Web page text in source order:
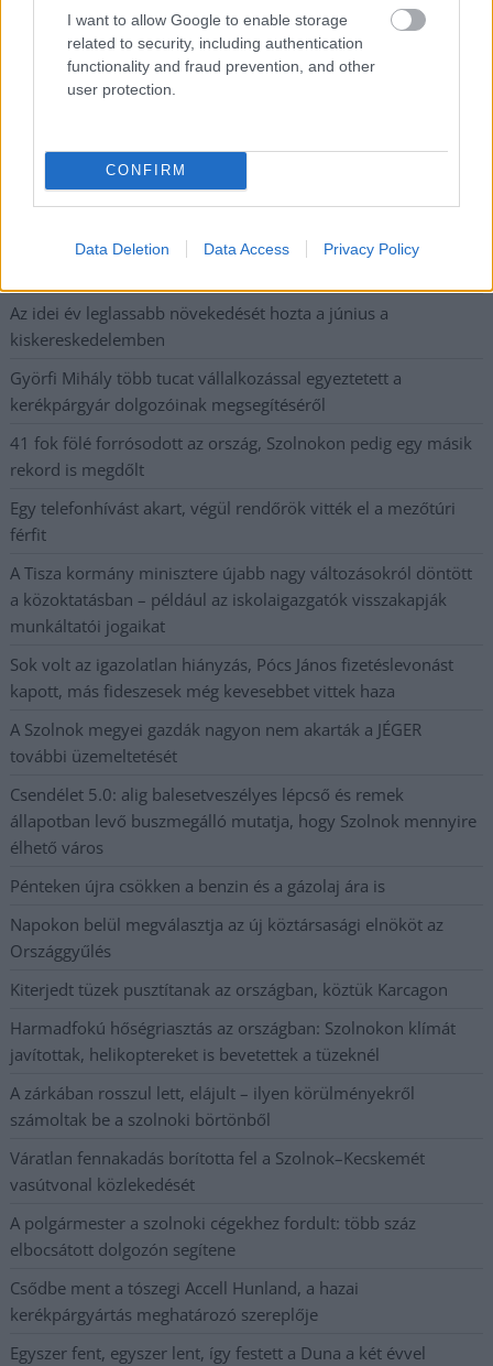
I want to allow Google to enable storage
related to security, including authentication
functionality and fraud prevention, and other
user protection.
CONFIRM
Data Deletion Data Access Privacy Policy
Szolnokon egy kulcsfontosságú körforgalmat részlegesen
lezárnak a napokban, a közlekedés az átlagost is meghaladó
mértékben lebénul
kimaradás is előfordult
Ön szerint hogy készül a hamisítatlan szolnoki habos isler?
Országos ellenőrzés indult a hazai akkumulátoripari
Az idei év leglassabb növekedését hozta a június a
kiskereskedelemben
Györfi Mihály több tucat vállalkozással egyeztetett a
kerékpárgyár dolgozóinak megsegítéséről
41 fok fölé forrósodott az ország, Szolnokon pedig egy másik
rekord is megdőlt
Egy telefonhívást akart, végül rendőrök vitték el a mezőtúri
férfit
A Tisza kormány minisztere újabb nagy változásokról döntött
a közoktatásban – például az iskolaigazgatók visszakapják
munkáltatói jogaikat
Sok volt az igazolatlan hiányzás, Pócs János fizetéslevonást
kapott, más fideszesek még kevesebbet vittek haza
A Szolnok megyei gazdák nagyon nem akarták a JÉGER
további üzemeltetését
Csendélet 5.0: alig balesetveszélyes lépcső és remek
állapotban levő buszmegálló mutatja, hogy Szolnok mennyire
élhető város
Pénteken újra csökken a benzin és a gázolaj ára is
Napokon belül megválasztja az új köztársasági elnököt az
Országgyűlés
Kiterjedt tüzek pusztítanak az országban, köztük Karcagon
Harmadfokú hőségriasztás az országban: Szolnokon klímát
javítottak, helikoptereket is bevetettek a tüzeknél
A zárkában rosszul lett, elájult – ilyen körülményekről
számoltak be a szolnoki börtönből
Váratlan fennakadás borította fel a Szolnok–Kecskemét
vasútvonal közlekedését
A polgármester a szolnoki cégekhez fordult: több száz
elbocsátott dolgozón segítene
Csődbe ment a tószegi Accell Hunland, a hazai
kerékpárgyártás meghatározó szereplője
Egyszer fent, egyszer lent, így festett a Duna a két évvel